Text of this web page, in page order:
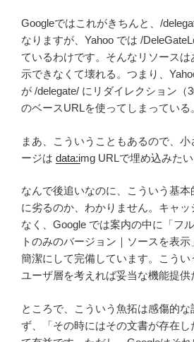
Googleではこれがきちんと、/
なりますが、Yahoo では /
ているわけです。そんなリソース
示できなくて壊れる。つまり、
が /delegate/ にリダイレクション（
のベースURLを使ってしまっている
まあ、こういうこともあるので、小
ージは data:img URLで埋め込みたい
なんで後追いなのに、こういう基
に劣るのか、わかりません。キャ
なく、Google では案内の中に「フ
トのみのバージョン｜ソースを表示
簡潔にして完備しています。こう
ユーザ層を考えれば妥当な機能提供
ところで、こういう魚拓は感傷的な
ず、「その時にはその文書が存在し